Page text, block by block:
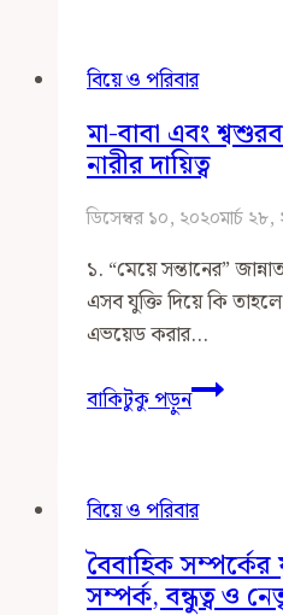
অনতিক্রম্য
বিয়ে ও পরিবার
মা-বাবা এবং
নারীর দায়িত্ব
ডিসেম্বর ১০, ২০২০মার্চ
১.‍ “মেয়ে সন্তানের”
এসব যুক্তি দিয়ে কি
এভয়েড করার…
বাকিটুকু পড়ুনমা-
বাবা
প্রতি
বিবাহিত
নারীর
বিয়ে ও পরিবার
বৈবাহিক সম্পর্কের
সম্পর্ক, বন্ধুত্ব ও